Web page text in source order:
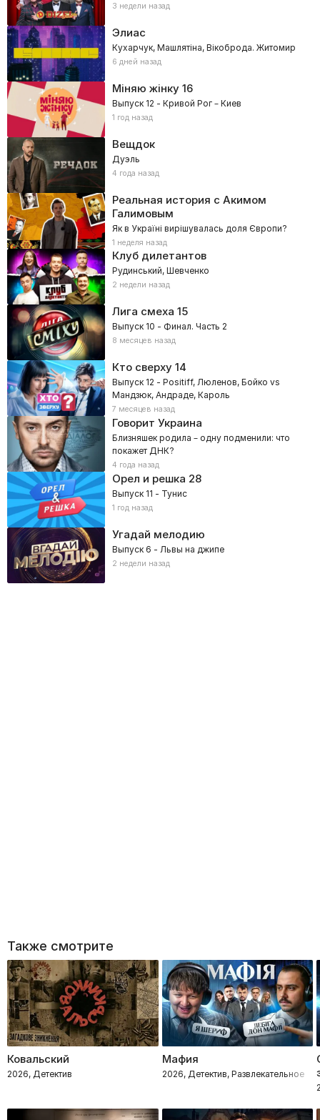
3 недели назад
Элиас
Кухарчук, Машлятіна, Вікоброда. Житомир
6 дней назад
Міняю жінку16
Выпуск 12 - Кривой Рог – Киев
1 год назад
Вещдок
Дуэль
4 года назад
Реальная история с Акимом
Галимовым
Як в Україні вирішувалась доля Європи?
1 неделя назад
Клуб дилетантов
Рудинський, Шевченко
2 недели назад
Лига смеха 15
Выпуск 10 - Финал. Часть 2
8 месяцев назад
Кто сверху14
Выпуск 12 - Positiff, Люленов, Бойко vs
Мандзюк, Андраде, Кароль
7 месяцев назад
Говорит Украина
Близняшек родила – одну подменили: что
покажет ДНК?
4 года назад
Орел и решка 28
Выпуск 11 - Тунис
1 год назад
Угадай мелодию
Выпуск 6 - Львы на джипе
2 недели назад
Также смотрите
Ковальский
2026, Детектив
Мафия
2026, Детектив, Развлекательное